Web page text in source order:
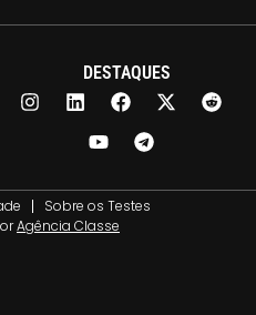
DESTAQUES
Sobre os Testes
Agência Classe